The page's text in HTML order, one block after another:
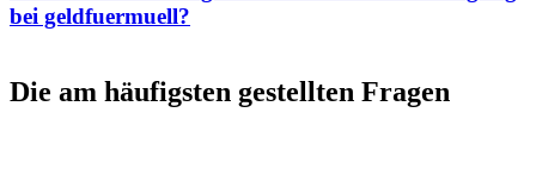
bei geldfuermuell?
Die am häufigsten gestellten Fragen